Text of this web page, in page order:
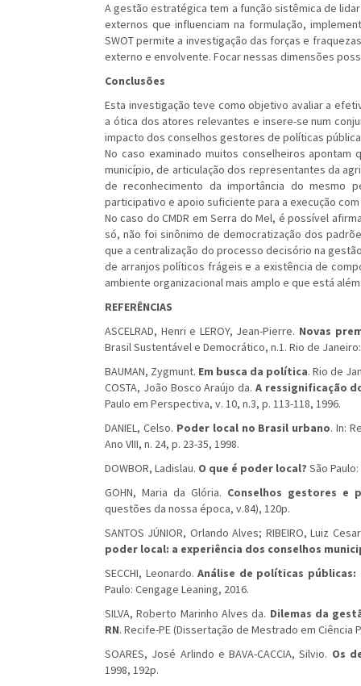
A gestão estratégica tem a função sistêmica de
externos que influenciam na formulação,
SWOT permite a investigação das forças e
externo e envolvente. Focar nessas dimensões
Conclusões
Esta investigação teve como objetivo avaliar a
a ótica dos atores relevantes e insere-se num
impacto dos conselhos gestores de políticas
No caso examinado muitos conselheiros
município, de articulação dos representantes da
de reconhecimento da importância do mesmo
participativo e apoio suficiente para a execução com
No caso do CMDR em Serra do Mel, é possível
só, não foi sinônimo de democratização dos
que a centralização do processo decisório na
de arranjos políticos frágeis e a existência de
ambiente organizacional mais amplo e que está
REFERÊNCIAS
ASCELRAD, Henri e LEROY, Jean-Pierre. Novas
Brasil Sustentável e Democrático, n.1. Rio de Janeiro:
BAUMAN, Zygmunt. Em busca da política. Rio de
COSTA, João Bosco Araújo da. A ressignificação
Paulo em Perspectiva, v. 10, n.3, p. 113-118, 1996.
DANIEL, Celso. Poder local no Brasil urbano. In:
Ano VIII, n. 24, p. 23-35, 1998.
DOWBOR, Ladislau. O que é poder local? São
GOHN, Maria da Glória. Conselhos gestores e
questões da nossa época, v.84), 120p.
SANTOS JÚNIOR, Orlando Alves; RIBEIRO, Luiz
poder local: a experiência dos conselhos
SECCHI, Leonardo.Análise de políticas
Paulo: Cengage Leaning, 2016.
SILVA, Roberto Marinho Alves da. Dilemas da
RN. Recife-PE (Dissertação de Mestrado em Ciência
SOARES, José Arlindo e BAVA-CACCIA, Silvio. Os
1998, 192p.